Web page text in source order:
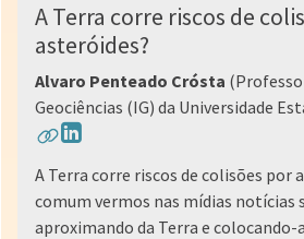
A Terra corre riscos de
asteróides?
Alvaro Penteado Crósta
Geociências (IG) da Universidade
A Terra corre riscos de colisões por
comum vermos nas mídias notícias
aproximando da Terra e colocando-